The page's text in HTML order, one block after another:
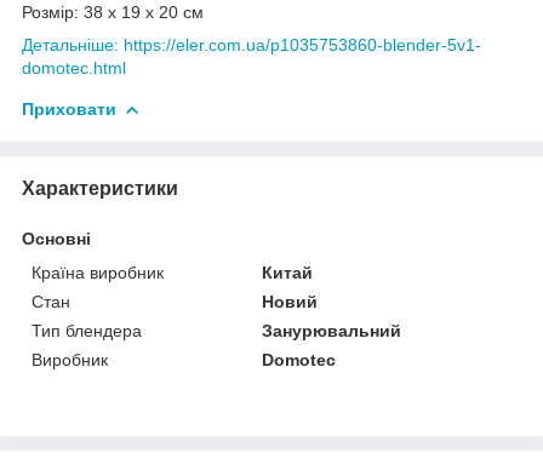
Розмір: 38 x 19 x 20 см
Детальніше: https://eler.com.ua/p1035753860-blender-5v1-
domotec.html
Приховати
Характеристики
Основні
Країна виробник
Китай
Стан
Новий
Тип блендера
Занурювальний
Виробник
Domotec